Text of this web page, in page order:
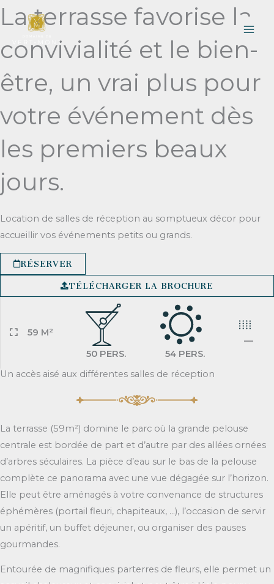
Aller
au
La terrasse favorise la
convivialité et le bien-
être, un vrai plus pour
votre événement dès
les premiers beaux
jours.
Location de salles de réception au somptueux décor pour
accueillir vos événements petits ou grands.
RÉSERVER
TÉLÉCHARGER LA BROCHURE
59 M²
50 PERS.
54 PERS.
—
Un accès aisé aux différentes salles de réception
La terrasse (59m²) domine le parc où la grande pelouse
centrale est bordée de part et d’autre par des allées ornées
d’arbres séculaires. La pièce d’eau sur le bas de la pelouse
complète ce panorama avec une vue dégagée sur l’horizon.
Elle peut être aménagés à votre convenance de structures
éphémères (portail fleuri, chapiteaux, …), l’occasion de servir
un apéritif, un buffet déjeuner, ou organiser des pauses
gourmandes.
Entourée de magnifiques parterres de fleurs, elle permet un